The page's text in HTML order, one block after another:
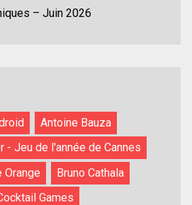
– Juin 2026
Antoine Bauza
- Jeu de l'année de Cannes
Orange
Bruno Cathala
Games